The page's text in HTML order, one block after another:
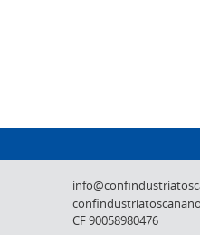
CF 90058980476